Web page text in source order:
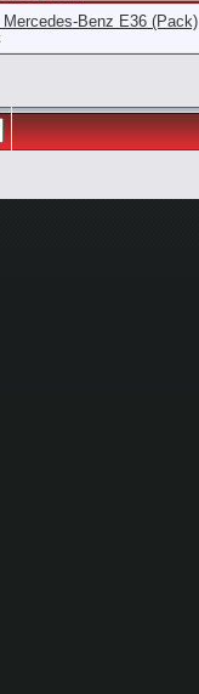
Mercedes-Benz E36 (Pack)